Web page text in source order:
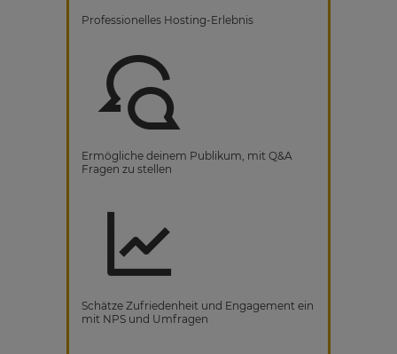
Professionelles Hosting-Erlebnis
Ermögliche deinem Publikum, mit Q&A
Fragen zu stellen
Schätze Zufriedenheit und Engagement ein
mit NPS und Umfragen